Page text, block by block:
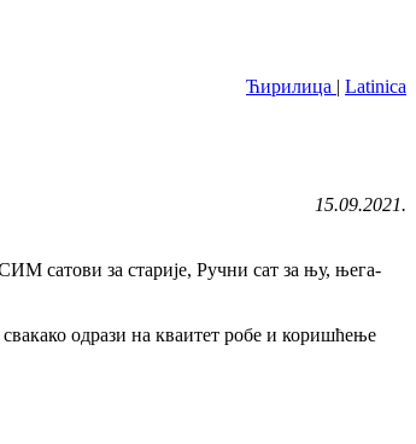
Ћирилица | Latinica
15.09.2021.
сатови за старије, Ручни сат за њу, њега-
одрази на кваитет робе и коришћење